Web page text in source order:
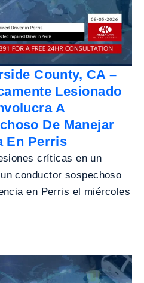
County, CA –
Lesionado
A
De Manejar
En Perris
críticas en un
conductor sospechoso
en Perris el miércoles